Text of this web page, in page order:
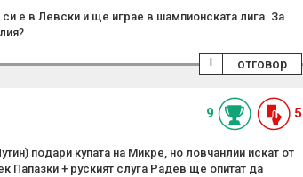
е в Левски и ще играе в шампионската лига. За
отговор
!
9 5
подари купата на Микре, но ловчанлии искат от
Папазки + руският слуга Радев ще опитат да